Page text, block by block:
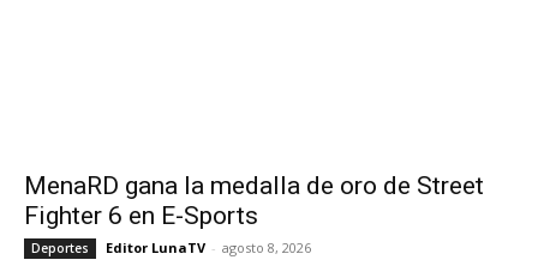
MenaRD gana la medalla de oro de Street
Fighter 6 en E-Sports
Deportes Editor LunaTV - agosto 8, 2026